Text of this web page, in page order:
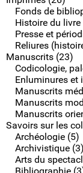
Fonds de
Histoire du livre
Presse et
Reliures
Manuscrits (23)
Codicologie,
Enluminures et
Manuscrits
Manuscrits
Manuscrits
Savoirs sur les
Archéologie (5)
Archivistique (3)
Arts du